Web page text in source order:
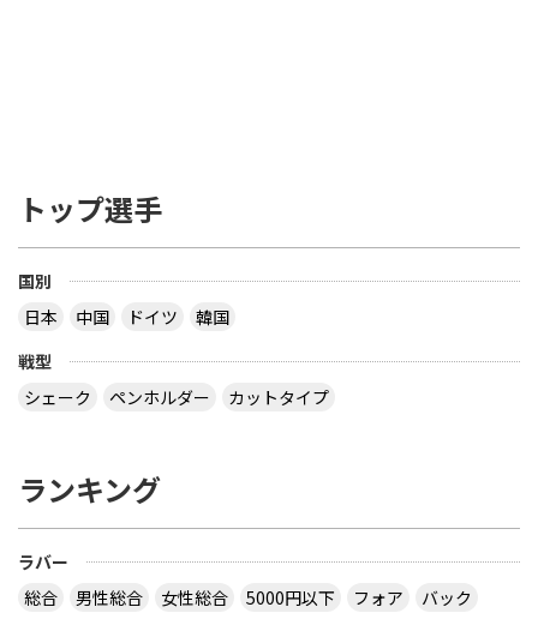
レードの厚さで 85% は天然木材でなくてはならな
い とすると、接着層の厚さは ３枚合板で 15 / 2 ＝
7.5% 以下 ５枚合板で 15 / 4 ＝ 3.75% 以下 ７枚合
なら接着層 15% もありえますね 【質問】 （１）卓
ラケットで フォア面に近い所に 厚い接着層を入れ
る想定をしたのでしょうか？
いケースもあり得ますよ。 ２枚合板、昔にあったセ
板だったか、４枚合板だったかは忘れましたが。
サイトを見る
トップ選手
国別
日本
中国 ドイツ
韓国
戦型
シェーク
ペンホルダー カットタイプ
ランキング
ラバー
総合
男性総合 女性総合 5000円以下 フォア
バック